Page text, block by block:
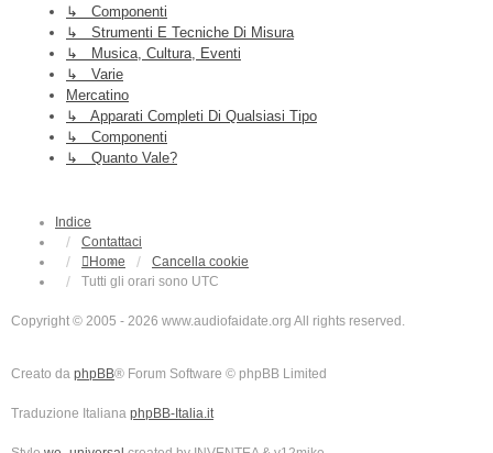
↳ Componenti
↳ Strumenti E Tecniche Di Misura
↳ Musica, Cultura, Eventi
↳ Varie
Mercatino
↳ Apparati Completi Di Qualsiasi Tipo
↳ Componenti
↳ Quanto Vale?
Indice
Contattaci
Home
Cancella cookie
Tutti gli orari sono UTC
Copyright © 2005 - 2026 www.audiofaidate.org All rights reserved.
Creato da phpBB® Forum Software © phpBB Limited
Traduzione Italiana phpBB-Italia.it